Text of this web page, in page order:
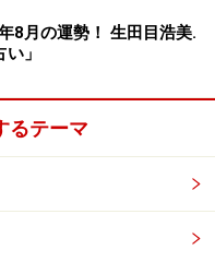
8月の運勢！ 生田目浩美.
」
るテーマ